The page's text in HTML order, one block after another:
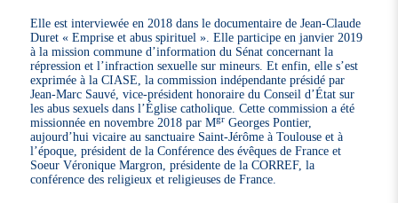
Elle est interviewée en 2018 dans le documentaire de Jean-Claude
Duret « Emprise et abus spirituel ». Elle participe en janvier 2019
à la mission commune d’information du Sénat concernant la
répression et l’infraction sexuelle sur mineurs. Et enfin, elle s’est
exprimée à la CIASE, la commission indépendante présidé par
Jean-Marc Sauvé, vice-président honoraire du Conseil d’État sur
les abus sexuels dans l’Église catholique. Cette commission a été
missionnée en novembre 2018 par Mgr Georges Pontier,
aujourd’hui vicaire au sanctuaire Saint-Jérôme à Toulouse et à
l’époque, président de la Conférence des évêques de France et
Soeur Véronique Margron, présidente de la CORREF, la
conférence des religieux et religieuses de France.